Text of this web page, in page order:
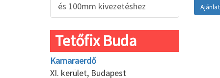
és 100mm kivezetéshez
Tetőfix Buda
Kamaraerdő
XI. kerület, Budapest